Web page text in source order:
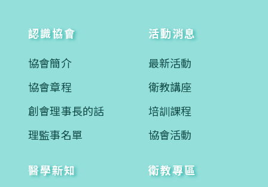
認識協會
協會簡介
協會章程
創會理事長的話
理監事名單
活動消息
最新活動
衛教講座
培訓課程
協會活動
醫學新知
衛教專區